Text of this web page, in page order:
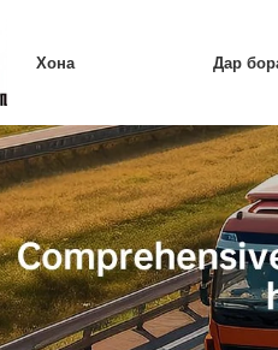
Хона Дар